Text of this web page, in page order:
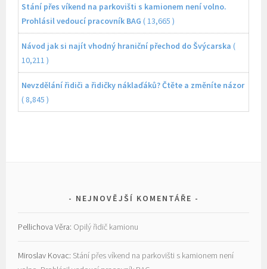
Stání přes víkend na parkovišti s kamionem není volno.
Prohlásil vedoucí pracovník BAG ( 13,665 )
Návod jak si najít vhodný hraniční přechod do Švýcarska (
10,211 )
Nevzdělání řidiči a řidičky náklaďáků? Čtěte a změníte názor
( 8,845 )
NEJNOVĚJŠÍ KOMENTÁŘE
Pellichova Věra: Opilý řidič kamionu
Miroslav Kovac: Stání přes víkend na parkovišti s kamionem není